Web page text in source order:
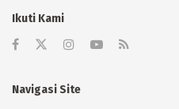
Ikuti Kami
Navigasi Site